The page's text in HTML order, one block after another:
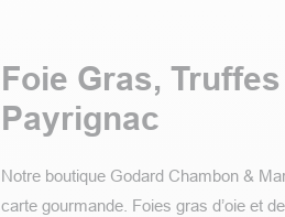
Foie Gras,
Payrignac
Notre boutique Godard Chambon &
carte gourmande. Foies gras d’oie et